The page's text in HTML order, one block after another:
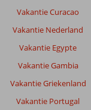
Vakantie Curacao
Vakantie Nederland
Vakantie Egypte
Vakantie Gambia
Vakantie Griekenland
Vakantie Portugal